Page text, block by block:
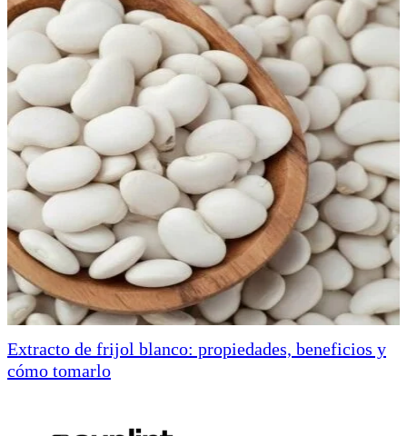
Extracto de frijol blanco: propiedades, beneficios y
cómo tomarlo